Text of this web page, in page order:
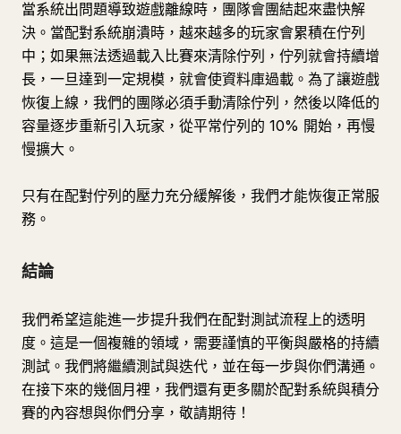
當系統出問題導致遊戲離線時，團隊會團結起來盡快解
決。當配對系統崩潰時，越來越多的玩家會累積在佇列
中；如果無法透過載入比賽來清除佇列，佇列就會持續增
長，一旦達到一定規模，就會使資料庫過載。為了讓遊戲
恢復上線，我們的團隊必須手動清除佇列，然後以降低的
容量逐步重新引入玩家，從平常佇列的 10% 開始，再慢
慢擴大。
只有在配對佇列的壓力充分緩解後，我們才能恢復正常服
務。
結論
我們希望這能進一步提升我們在配對測試流程上的透明
度。這是一個複雜的領域，需要謹慎的平衡與嚴格的持續
測試。我們將繼續測試與迭代，並在每一步與你們溝通。
在接下來的幾個月裡，我們還有更多關於配對系統與積分
賽的內容想與你們分享，敬請期待！